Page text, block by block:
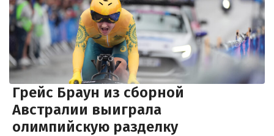
Грейс Браун из сборной
Австралии выиграла
олимпийскую разделку